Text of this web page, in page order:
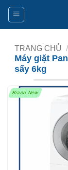
Bỏ
nội
TRANG CHỦ /
Máy giặt
sấy 6kg
Brand New